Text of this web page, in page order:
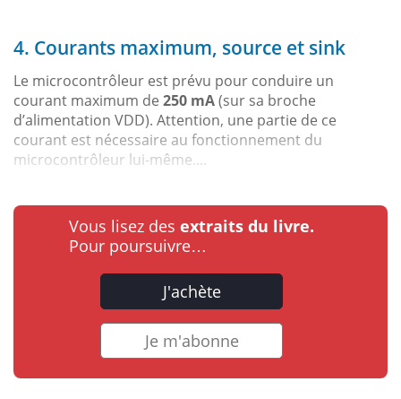
4. Courants maximum, source et sink
Le microcontrôleur est prévu pour conduire un
courant maximum de 250 mA(sur sa broche
d’alimentation VDD). Attention, une partie de ce
courant est nécessaire au fonctionnement du
microcontrôleur lui-même....
Vous lisez des extraits du livre.
Pour poursuivre…
J'achète
Je m'abonne